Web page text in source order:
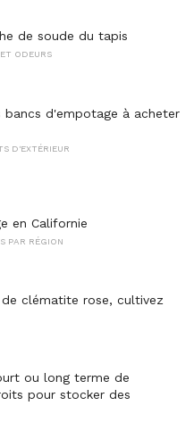
de soude du tapis
ODEURS
bancs d'empotage à acheter
D'EXTÉRIEUR
en Californie
PAR RÉGION
clématite rose, cultivez
ou long terme de
pour stocker des